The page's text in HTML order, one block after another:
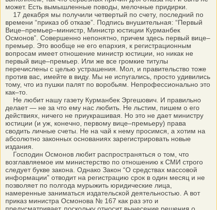
может. Есть вымышленные поводы, мелочные придирки.
17 декабря мы получили четвертый по счету, последний по
времени “приказ об отказе”. Подпись внушительная: “Первый
Вице–премьер–министр, Министр юстиции Курманбек
Осмонов”. Совершенно непонятно, причем здесь первый вице–
премьер. Это вообще не его епархия, к регистрационным
вопросам имеет отношение министр юстиции, но никак не
первый вице–премьер. Или же все громкие титулы
перечислены с целью устрашения. Мол, и правительство тоже
против вас, имейте в виду. Мы не испугались, просто удивились
тому, что из пушки палят по воробьям. Непрофессионально это
как–то.
Не любит нашу газету Курманбек Эргешович. И правильно
делает — не за что ему нас любить. Не льстим, пишем о его
действиях, ничего не приукрашивая. Но это не дает министру
юстиции (и уж, конечно, первому вице–премьеру) права
сводить личные счеты. Не на чай к нему просимся, а хотим на
абсолютно законных основаниях зарегистрировать новые
издания.
Господин Осмонов любит распространяться о том, что
возглавляемое им министерство по отношению к СМИ строго
следует букве закона. Однако Закон “О средствах массовой
информации” отводит на регистрацию срок в один месяц и не
позволяет по полгода мурыжить юридические лица,
намеренные заниматься издательской деятельностью. А вот
приказ министра Осмонова № 167 как раз это и